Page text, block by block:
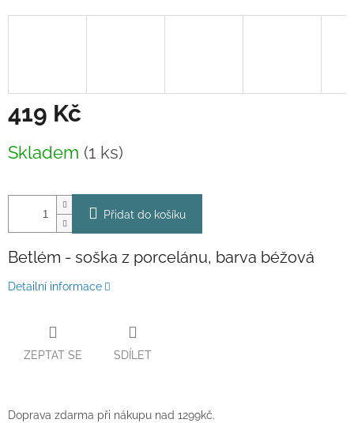
419 Kč
cena:
Skladem (1 ks)
Přidat do košíku
Betlém - soška z porcelánu, barva béžová
Detailní informace
ZEPTAT SE SDÍLET
Doprava zdarma při nákupu nad 1299kč.